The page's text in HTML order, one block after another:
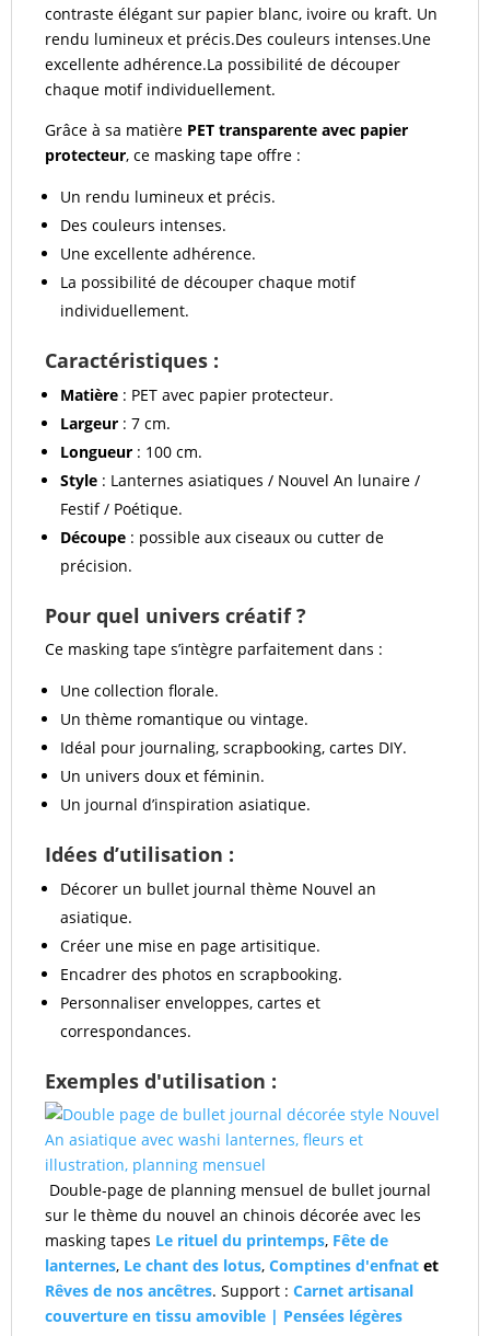
contraste élégant sur papier blanc, ivoire ou kraft. Un
rendu lumineux et précis.Des couleurs intenses.Une
excellente adhérence.La possibilité de découper
chaque motif individuellement.
Grâce à sa matière PET transparente avec papier
protecteur, ce masking tape offre :
Un rendu lumineux et précis.
Des couleurs intenses.
Une excellente adhérence.
La possibilité de découper chaque motif
individuellement.
Caractéristiques :
Matière : PET avec papier protecteur.
Largeur : 7 cm.
Longueur : 100 cm.
Style : Lanternes asiatiques / Nouvel An lunaire /
Festif / Poétique.
Découpe : possible aux ciseaux ou cutter de
précision.
Pour quel univers créatif ?
Ce masking tape s’intègre parfaitement dans :
Une collection florale.
Un thème romantique ou vintage.
Idéal pour journaling, scrapbooking, cartes DIY.
Un univers doux et féminin.
Un journal d’inspiration asiatique.
Idées d’utilisation :
Décorer un bullet journal thème Nouvel an
asiatique.
Créer une mise en page artisitique.
Encadrer des photos en scrapbooking.
Personnaliser enveloppes, cartes et
correspondances.
Exemples d'utilisation :
Double-page de planning mensuel de bullet journal
sur le thème du nouvel an chinois décorée avec les
masking tapes Le rituel du printemps, Fête de
lanternes, Le chant des lotus, Comptines d'enfnat et
Rêves de nos ancêtres. Support : Carnet artisanal
couverture en tissu amovible | Pensées légères